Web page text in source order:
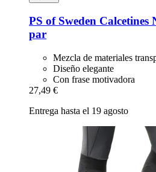
PS of Sweden Calcetines
par
Mezcla de materiales
Diseño elegante
Con frase motivadora
27,49 €
Entrega hasta el 19 agosto